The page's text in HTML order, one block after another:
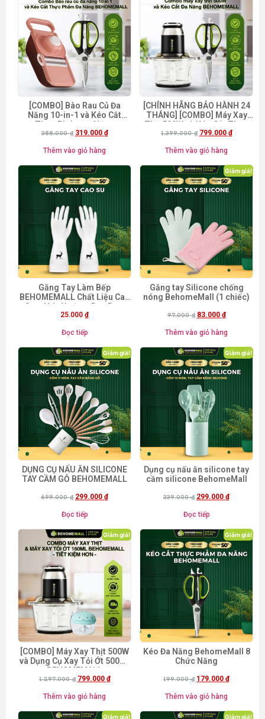
[COMBO] Bào Rau Củ Đa
Năng 10-in-1 và Kéo Cắt
Thực Phẩm Đa Năng
BEHOMEMALL [Mã freeship
388.000₫ 319.000 ₫
Thêm vào giỏ hàng
[CHÍNH HÃNG BẢO HÀNH 24
THÁNG] [COMBO] Máy Xay
Thịt 500W và Kéo Cắt Thực
Phẩm Đa Năng
đánh ruốc giá chỉ 49k] [Mã
1.399.000₫ 799.000 ₫
Thêm vào giỏ hàng
Găng Tay Làm Bếp
BEHOMEMALL Chất Liệu Cao
Su – Nấu Nướng, Dọn Dẹp,
Rửa Chén
25.000 ₫
Đọc tiếp
Giảm giá!
Găng tay Silicone chống
nóng BehomeMall (1 chiếc)
97.000₫ 83.000 ₫
Thêm vào giỏ hàng
Giảm giá!
DỤNG CỤ NẤU ĂN SILICONE
TAY CẦM GỖ BEHOMEMALL
699.000₫ 299.000 ₫
Đọc tiếp
Giảm giá!
Dụng cụ nấu ăn silicone tay
cầm silicone BehomeMall
339.000₫ 299.000 ₫
Đọc tiếp
Giảm giá!
[COMBO] Máy Xay Thịt 500W
và Dụng Cụ Xay Tỏi Ớt 500ml
BEHOMEMALL
1.297.000₫ 799.000 ₫
Thêm vào giỏ hàng
Giảm giá!
Kéo Đa Năng BehomeMall 8
Chức Năng
199.000₫ 179.000 ₫
Thêm vào giỏ hàng
Giảm giá! Giảm giá!